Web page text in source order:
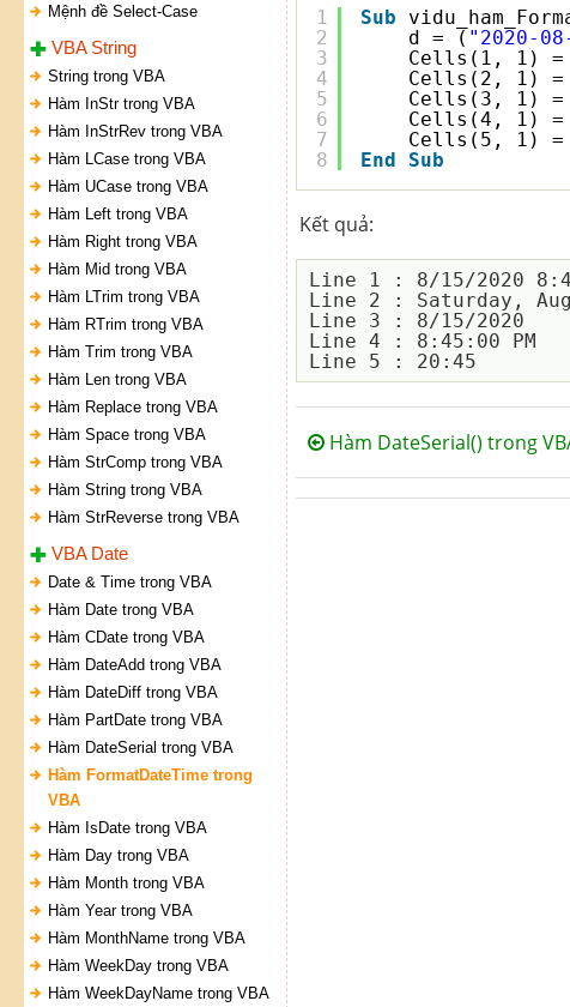
Mệnh đề Select-Case
VBA String
String trong VBA
Hàm InStr trong VBA
Hàm InStrRev trong VBA
Hàm LCase trong VBA
Hàm UCase trong VBA
Hàm Left trong VBA
Hàm Right trong VBA
Hàm Mid trong VBA
Hàm LTrim trong VBA
Hàm RTrim trong VBA
Hàm Trim trong VBA
Hàm Len trong VBA
Hàm Replace trong VBA
Hàm Space trong VBA
Hàm StrComp trong VBA
Hàm String trong VBA
Hàm StrReverse trong VBA
VBA Date
Date & Time trong VBA
Hàm Date trong VBA
Hàm CDate trong VBA
Hàm DateAdd trong VBA
Hàm DateDiff trong VBA
Hàm PartDate trong VBA
Hàm DateSerial trong VBA
Hàm FormatDateTime trong
VBA
Hàm IsDate trong VBA
Hàm Day trong VBA
Hàm Month trong VBA
Hàm Year trong VBA
Hàm MonthName trong VBA
Hàm WeekDay trong VBA
Hàm WeekDayName trong VBA
1
2
3
4
5
6
7
8
Sub
d = ( "2020-
Cells(1, 1)
Cells(2, 1)
Cells(3, 1)
Cells(4, 1)
Cells(5, 1)
End
Sub
Kết quả:
Line 1 : 8/15/2020
Line 2 : Saturday,
Line 3 : 8/15/2020
Line 4 : 8:45:00 PM
Hàm DateSerial() trong